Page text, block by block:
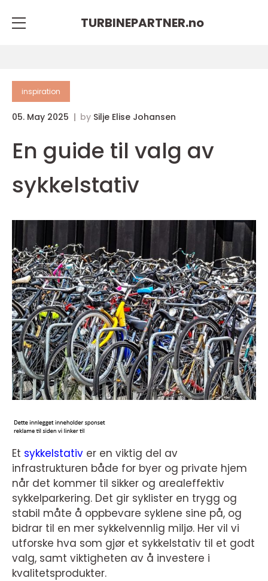
TURBINEPARTNER.no
inspiration
05. May 2025 by Silje Elise Johansen
En guide til valg av
sykkelstativ
Et sykkelstativ er en viktig del av
infrastrukturen både for byer og private hjem
når det kommer til sikker og arealeffektiv
sykkelparkering. Det gir syklister en trygg og
stabil måte å oppbevare syklene sine på, og
bidrar til en mer sykkelvennlig miljø. Her vil vi
utforske hva som gjør et sykkelstativ til et godt
valg, samt viktigheten av å investere i
kvalitetsprodukter.